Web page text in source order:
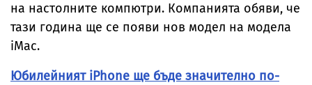
на настолните компютри. Компанията обяви, че
тази година ще се появи нов модел на модела
iMac.
Юбилейният iPhone ще бъде значително по-